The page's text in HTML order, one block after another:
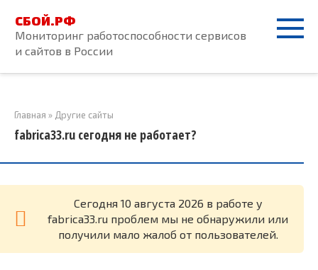
контенту
СБОЙ.РФ
Мониторинг работоспособности сервисов
и сайтов в России
Главная » Другие сайты
fabrica33.ru сегодня не работает?
Cегодня 10 августа 2026 в работе у
fabrica33.ru проблем мы не обнаружили или
получили мало жалоб от пользователей.